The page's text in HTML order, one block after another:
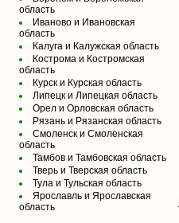
область
Иваново и Ивановская
область
Калуга и Калужская область
Кострома и Костромская
область
Курск и Курская область
Липецк и Липецкая область
Орел и Орловская область
Рязань и Рязанская область
Смоленск и Смоленская
область
Тамбов и Тамбовская область
Тверь и Тверская область
Тула и Тульская область
Ярославль и Ярославская
область